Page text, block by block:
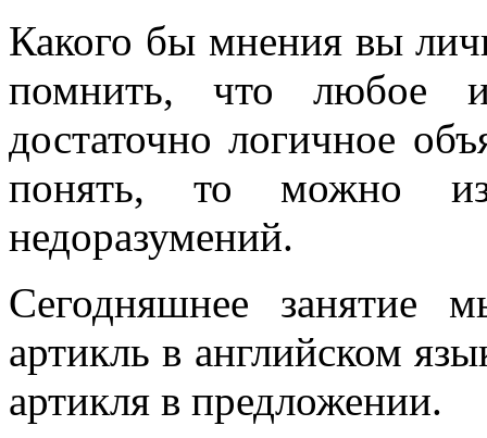
Какого бы мнения вы
помнить, что любое
достаточно логичное
понять, то можно
недоразумений.
Сегодняшнее занятие
артикль в английском
артикля в предложении.